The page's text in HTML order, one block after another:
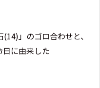
」のゴロ合わせと、
に由来した